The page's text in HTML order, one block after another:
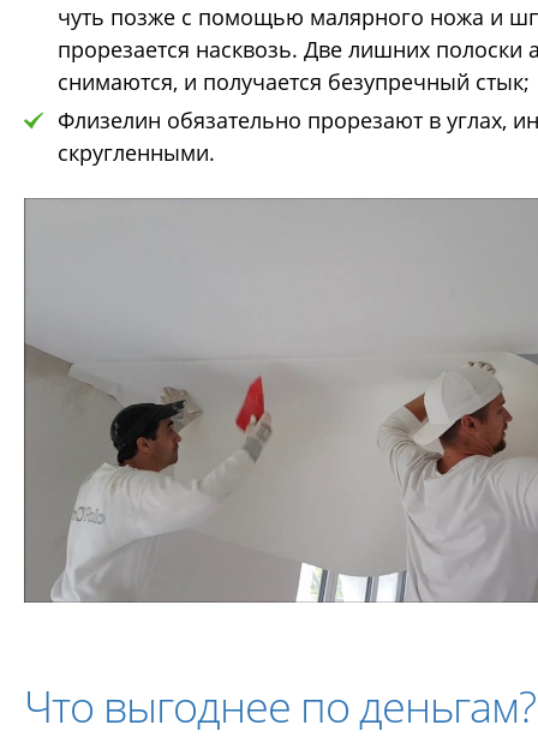
чуть позже с помощью малярного ножа и
прорезается насквозь. Две лишних полоски
снимаются, и получается безупречный
Флизелин обязательно прорезают в углах,
скругленными.
Что выгоднее по деньгам?